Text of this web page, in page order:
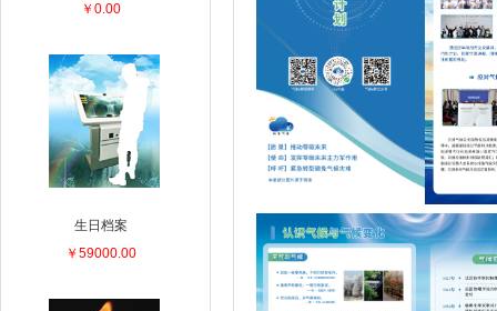
￥0.00
生日档案
￥59000.00